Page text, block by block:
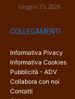
Giugno 25, 2026
COLLEGAMENTI
Informativa Pivacy
Informativa Cookies
Pubblicità - ADV
Collabora con noi
Contatti